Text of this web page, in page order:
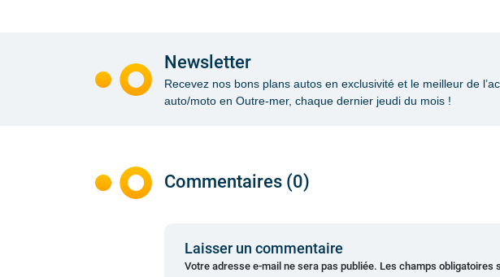
Newsletter
Recevez nos bons plans autos en exclusivité et le meilleur de
auto/moto en Outre-mer, chaque dernier jeudi du mois !
Commentaires (0)
Laisser un commentaire
Votre adresse e-mail ne sera pas publiée. Les champs obligatoires